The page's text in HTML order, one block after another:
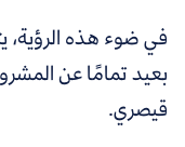
في ضوء هذه الرؤية،
بعيد تمامًا عن
قيصري.